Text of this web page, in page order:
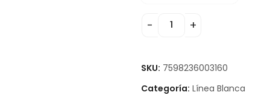
SKU: 7598236003160
Categoría: Línea Blanca